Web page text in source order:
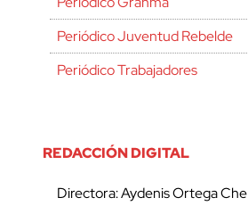
Periódico Juventud Rebelde
Periódico Trabajadores
REDACCIÓN DIGITAL
Directora: Aydenis Ortega Che